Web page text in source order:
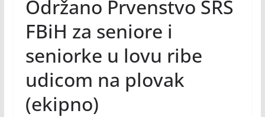
Održano Prvenstvo SRS
FBiH za seniore i
seniorke u lovu ribe
udicom na plovak
(ekipno)